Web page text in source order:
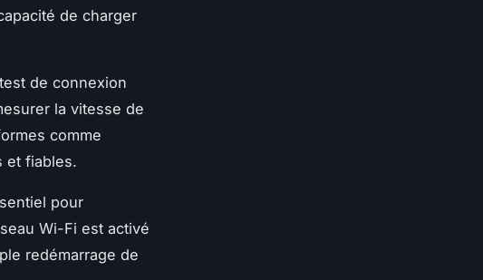
de charger
de connexion
la vitesse de
comme
et fiables.
pour
Wi-Fi est activé
redémarrage de